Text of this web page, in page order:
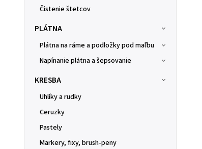
Čistenie štetcov
PLÁTNA
Plátna na ráme a podložky pod maľbu
Napínanie plátna a šepsovanie
KRESBA
Uhlíky a rudky
Ceruzky
Pastely
Markery, fixy, brush-peny